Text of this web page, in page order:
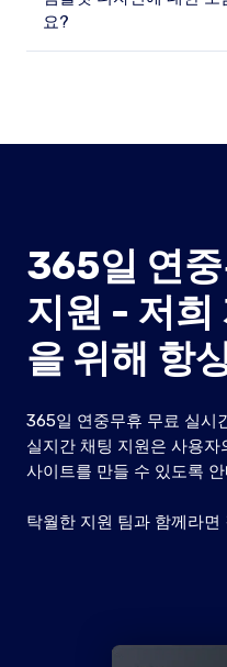
요?
365일 연
지원 - 저희
을 위해 항
365일 연중무휴 무료 실시
실지간 채팅 지원은 사용
사이트를 만들 수 있도록
탁월한 지원 팀과 함께라